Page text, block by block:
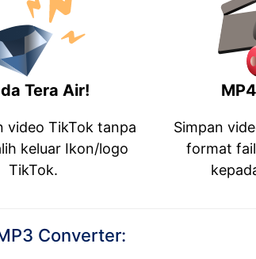
Tera Air!
video TikTok tanpa
keluar Ikon/logo
TikTok.
Simpan
format
Converter: